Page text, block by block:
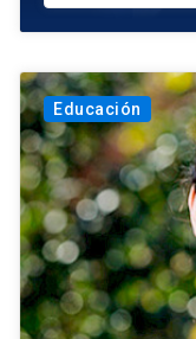
Educación